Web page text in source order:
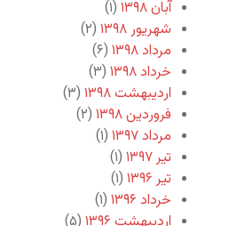
آبان ۱۳۹۸
(۱)
شهریور ۱۳۹۸
(۲)
مرداد ۱۳۹۸
(۶)
خرداد ۱۳۹۸
(۳)
اردیبهشت ۱۳۹۸
(۳)
فروردین ۱۳۹۸
(۲)
مرداد ۱۳۹۷
(۱)
تیر ۱۳۹۷
(۱)
تیر ۱۳۹۶
(۱)
خرداد ۱۳۹۶
(۱)